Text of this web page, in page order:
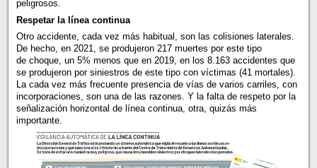
peligrosos.
Respetar la línea continua
Otro accidente, cada vez más habitual, son las colisiones laterales.
De hecho, en 2021, se produjeron 217 muertes por este tipo
de choque, un 5% menos que en 2019, en los 8.163 accidentes que
se produjeron por siniestros de este tipo con víctimas (41 mortales).
La cada vez más frecuente presencia de vías de varios carriles, con
incorporaciones, son una de las razones. Y la falta de respeto por la
señalización horizontal de línea continua, otra, quizás más
importante.